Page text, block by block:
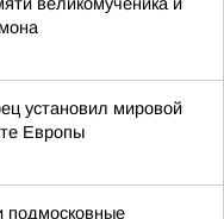
установил мировой
Европы
подмосковные